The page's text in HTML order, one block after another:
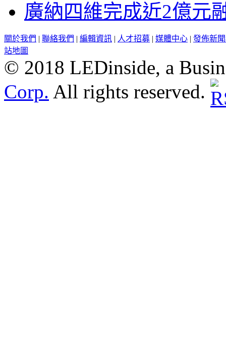
廣納四維完成近2億元
關於我們 | 聯絡我們 | 編輯資訊 | 人才招募 | 媒體中心 | 發佈新
站地圖
© 2018 LEDinside, a
Corp. All rights reserved.